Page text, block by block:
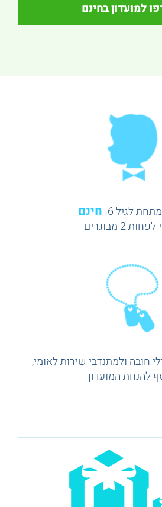
למועדון בחינם
לגיל 6 חינם
2 מבוגרים
חובה ולמתנדבי שירות לאומי,
להנחת המועדון